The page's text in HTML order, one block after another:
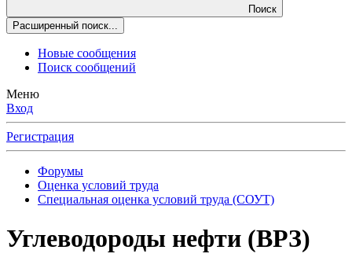
Поиск
Расширенный поиск...
Новые сообщения
Поиск сообщений
Меню
Вход
Регистрация
Форумы
Оценка условий труда
Специальная оценка условий труда (СОУТ)
Углеводороды нефти (ВРЗ)